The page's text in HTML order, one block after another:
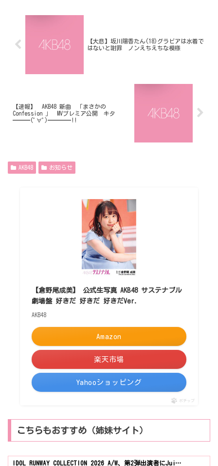
【大悲】坂川陽香たん(18)グラビアは水着で
はないと謝罪 ノンえちえちな模様
【速報】 AKB48 新曲 「まさかの
Confession 」 MVプレミア公開 キタ
━━━(ﾟ∀ﾟ)━━━━!!
AKB48 お知らせ
【倉野尾成美】 公式生写真 AKB48 サステナブル
劇場盤 好きだ 好きだ 好きだVer.
AKB48
Amazon
楽天市場
Yahooショッピング
ポチップ
こちらもおすすめ（姉妹サイト）
IDOL RUNWAY COLLECTION 2026 A/W、第2弾出演者にJui…